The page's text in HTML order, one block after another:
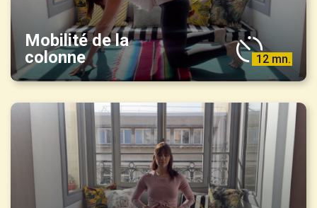
Mobilité de la
colonne
12 mn.